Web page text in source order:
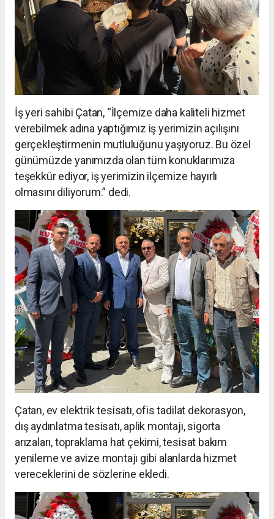
İş yeri sahibi Çatan, “İlçemize daha kaliteli hizmet
verebilmek adına yaptığımız iş yerimizin açılışını
gerçekleştirmenin mutluluğunu yaşıyoruz. Bu özel
günümüzde yanımızda olan tüm konuklarımıza
teşekkür ediyor, iş yerimizin ilçemize hayırlı
olmasını diliyorum.” dedi.
Çatan, ev elektrik tesisatı, ofis tadilat dekorasyon,
dış aydınlatma tesisatı, aplik montajı, sigorta
arızaları, topraklama hat çekimi, tesisat bakım
yenileme ve avize montajı gibi alanlarda hizmet
vereceklerini de sözlerine ekledi.